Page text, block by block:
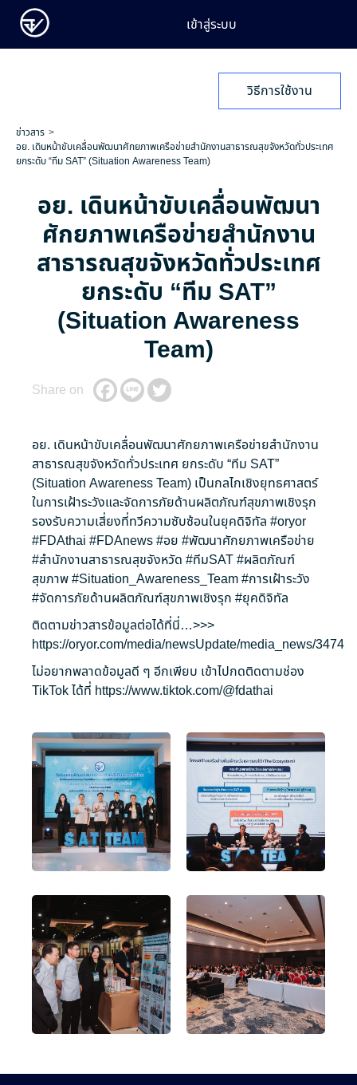
เข้าสู่ระบบ
วิธีการใช้งาน
ข่าวสาร
อย. เดินหน้าขับเคลื่อนพัฒนาศักยภาพเครือข่ายสำนักงานสาธารณสุขจังหวัดทั่วประเทศ
ยกระดับ “ทีม SAT” (Situation Awareness Team)
อย. เดินหน้าขับเคลื่อนพัฒนา
ศักยภาพเครือข่ายสำนักงาน
สาธารณสุขจังหวัดทั่วประเทศ
ยกระดับ “ทีม SAT”
(Situation Awareness
Team)
Share on
อย. เดินหน้าขับเคลื่อนพัฒนาศักยภาพเครือข่ายสำนักงาน
สาธารณสุขจังหวัดทั่วประเทศ ยกระดับ “ทีม SAT”
(Situation Awareness Team) เป็นกลไกเชิงยุทธศาสตร์
ในการเฝ้าระวังและจัดการภัยด้านผลิตภัณฑ์สุขภาพเชิงรุก
รองรับความเสี่ยงที่ทวีความซับซ้อนในยุคดิจิทัล #oryor
#FDAthai #FDAnews#อย #พัฒนาศักยภาพเครือข่าย
#สำนักงานสาธารณสุขจังหวัด #ทีมSAT#ผลิตภัณฑ์
สุขภาพ#Situation_Awareness_Team#การเฝ้าระวัง
#จัดการภัยด้านผลิตภัณฑ์สุขภาพเชิงรุก #ยุคดิจิทัล
ติดตามข่าวสารข้อมูลต่อได้ที่นี่…>>>
https://oryor.com/media/newsUpdate/media_news/3474
ไม่อยากพลาดข้อมูลดี ๆ อีกเพียบ เข้าไปกดติดตามช่อง
TikTok ได้ที่ https://www.tiktok.com/@fdathai